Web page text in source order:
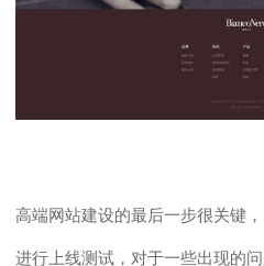
高端网站建设的最后一步很关键
进行上线测试，对于一些出现的